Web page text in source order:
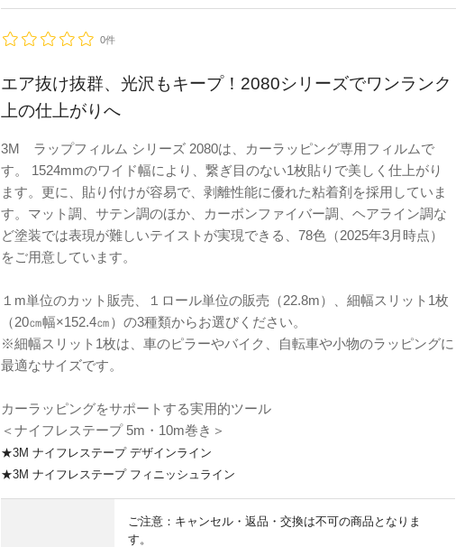
0件
エア抜け抜群、光沢もキープ！2080シリーズでワンランク
上の仕上がりへ
3M ラップフィルム シリーズ 2080は、カーラッピング専用フィルムで
す。 1524mmのワイド幅により、繋ぎ目のない1枚貼りで美しく仕上がり
ます。更に、貼り付けが容易で、剥離性能に優れた粘着剤を採用していま
す。マット調、サテン調のほか、カーボンファイバー調、ヘアライン調な
ど塗装では表現が難しいテイストが実現できる、78色（2025年3月時点）
をご用意しています。
１m単位のカット販売、１ロール単位の販売（22.8m）、細幅スリット1枚
（20㎝幅×152.4㎝）の3種類からお選びください。
※細幅スリット1枚は、車のピラーやバイク、自転車や小物のラッピングに
最適なサイズです。
カーラッピングをサポートする実用的ツール
＜ナイフレステープ 5m・10m巻き＞
★3M ナイフレステープ デザインライン
★3M ナイフレステープ フィニッシュライン
ご注意：キャンセル・返品・交換は不可の商品となりま
す。